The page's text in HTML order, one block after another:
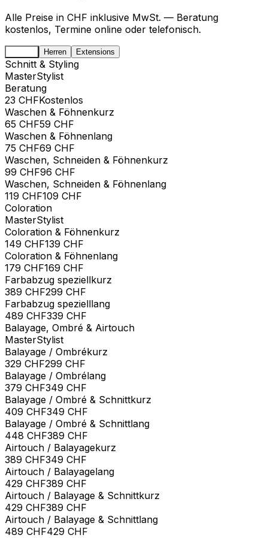
Alle Preise in CHF inklusive MwSt. — Beratung
kostenlos, Termine online oder telefonisch.
Herren Extensions
Schnitt & Styling
MasterStylist
Beratung
23 CHFKostenlos
Waschen & Föhnenkurz
65 CHF59 CHF
Waschen & Föhnenlang
75 CHF69 CHF
Waschen, Schneiden & Föhnenkurz
99 CHF96 CHF
Waschen, Schneiden & Föhnenlang
119 CHF109 CHF
Coloration
MasterStylist
Coloration & Föhnenkurz
149 CHF139 CHF
Coloration & Föhnenlang
179 CHF169 CHF
Farbabzug speziellkurz
389 CHF299 CHF
Farbabzug spezielllang
489 CHF339 CHF
Balayage, Ombré & Airtouch
MasterStylist
Balayage / Ombrékurz
329 CHF299 CHF
Balayage / Ombrélang
379 CHF349 CHF
Balayage / Ombré & Schnittkurz
409 CHF349 CHF
Balayage / Ombré & Schnittlang
448 CHF389 CHF
Airtouch / Balayagekurz
389 CHF349 CHF
Airtouch / Balayagelang
429 CHF389 CHF
Airtouch / Balayage & Schnittkurz
429 CHF389 CHF
Airtouch / Balayage & Schnittlang
489 CHF429 CHF